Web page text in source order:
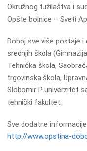
Okružnog tužilaštva i
Opšte bolnice – Sveti
Doboj sve više postaje
srednjih škola
Tehnička škola,
trgovinska škola,
Slobomir P univerzitet
tehnički fakultet.
Sve dodatne
http://www.opstina-